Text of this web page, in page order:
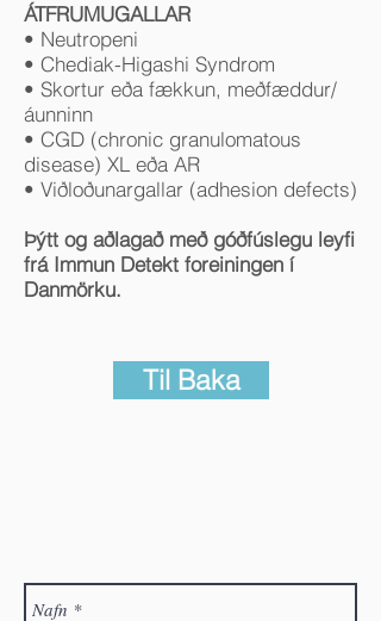
ÁTFRUMUGALLAR
• Neutropeni
• Chediak-Higashi Syndrom
• Skortur eða fækkun, meðfæddur/
áunninn
• CGD (chronic granulomatous
disease) XL eða AR
• Viðloðunargallar (adhesion defects)
Þýtt og aðlagað með góðfúslegu leyfi
frá Immun Detekt foreiningen í
Danmörku.
Til Baka